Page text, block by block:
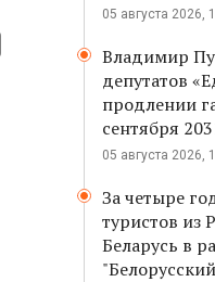
05 августа 2026,
Владимир
депутатов
продлении
сентября
05 августа 2026,
За четыре
туристов из
Беларусь в